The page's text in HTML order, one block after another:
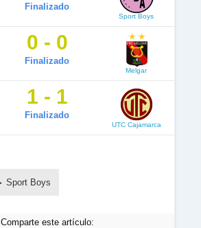
Finalizado
Sport Boys
0 - 0
Finalizado
Melgar
1 - 1
Finalizado
UTC Cajamarca
Sport Boys
Comparte este artículo: